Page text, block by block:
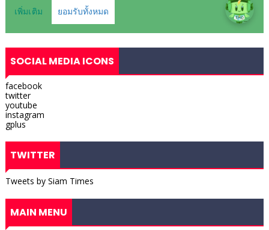
SOCIAL MEDIA ICONS
facebook
twitter
youtube
instagram
gplus
TWITTER
Tweets by Siam Times
MAIN MENU